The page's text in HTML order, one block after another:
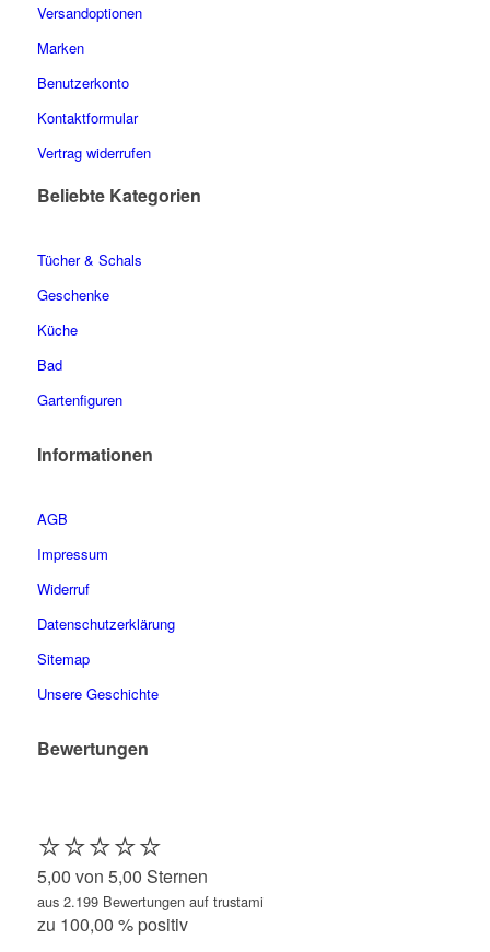
Versandoptionen
Marken
Benutzerkonto
Kontaktformular
Vertrag widerrufen
Beliebte Kategorien
Tücher & Schals
Geschenke
Küche
Bad
Gartenfiguren
Informationen
AGB
Impressum
Widerruf
Datenschutzerklärung
Sitemap
Unsere Geschichte
Bewertungen
⭐️⭐️⭐️⭐️⭐️
5,00 von 5,00 Sternen
aus 2.199 Bewertungen auf trustami
zu 100,00 % positiv